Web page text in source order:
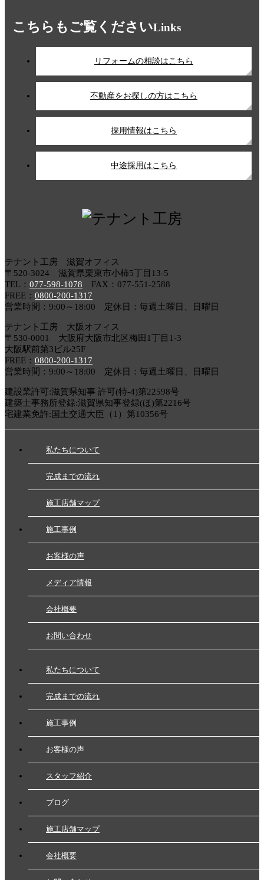
こちらもご覧くださいLinks
リフォームの相談はこちら
不動産をお探しの方はこちら
採用情報はこちら
中途採用はこちら
テナント工房 滋賀オフィス
〒520-3024 滋賀県栗東市小柿5丁目13-5
TEL： 077-598-1078 FAX：077-551-2588
FREE： 0800-200-1317
営業時間：9:00～18:00 定休日：毎週土曜日、日曜日
テナント工房 大阪オフィス
〒530-0001 大阪府大阪市北区梅田1丁目1-3
大阪駅前第3ビル25F
FREE： 0800-200-1317
営業時間：9:00～18:00 定休日：毎週土曜日、日曜日
建設業許可:滋賀県知事 許可(特-4)第22598号
建築士事務所登録:滋賀県知事登録(ほ)第2216号
宅建業免許:国土交通大臣（1）第10356号
私たちについて
完成までの流れ
施工店舗マップ
施工事例
お客様の声
メディア情報
会社概要
お問い合わせ
私たちについて
完成までの流れ
施工事例
お客様の声
スタッフ紹介
ブログ
施工店舗マップ
会社概要